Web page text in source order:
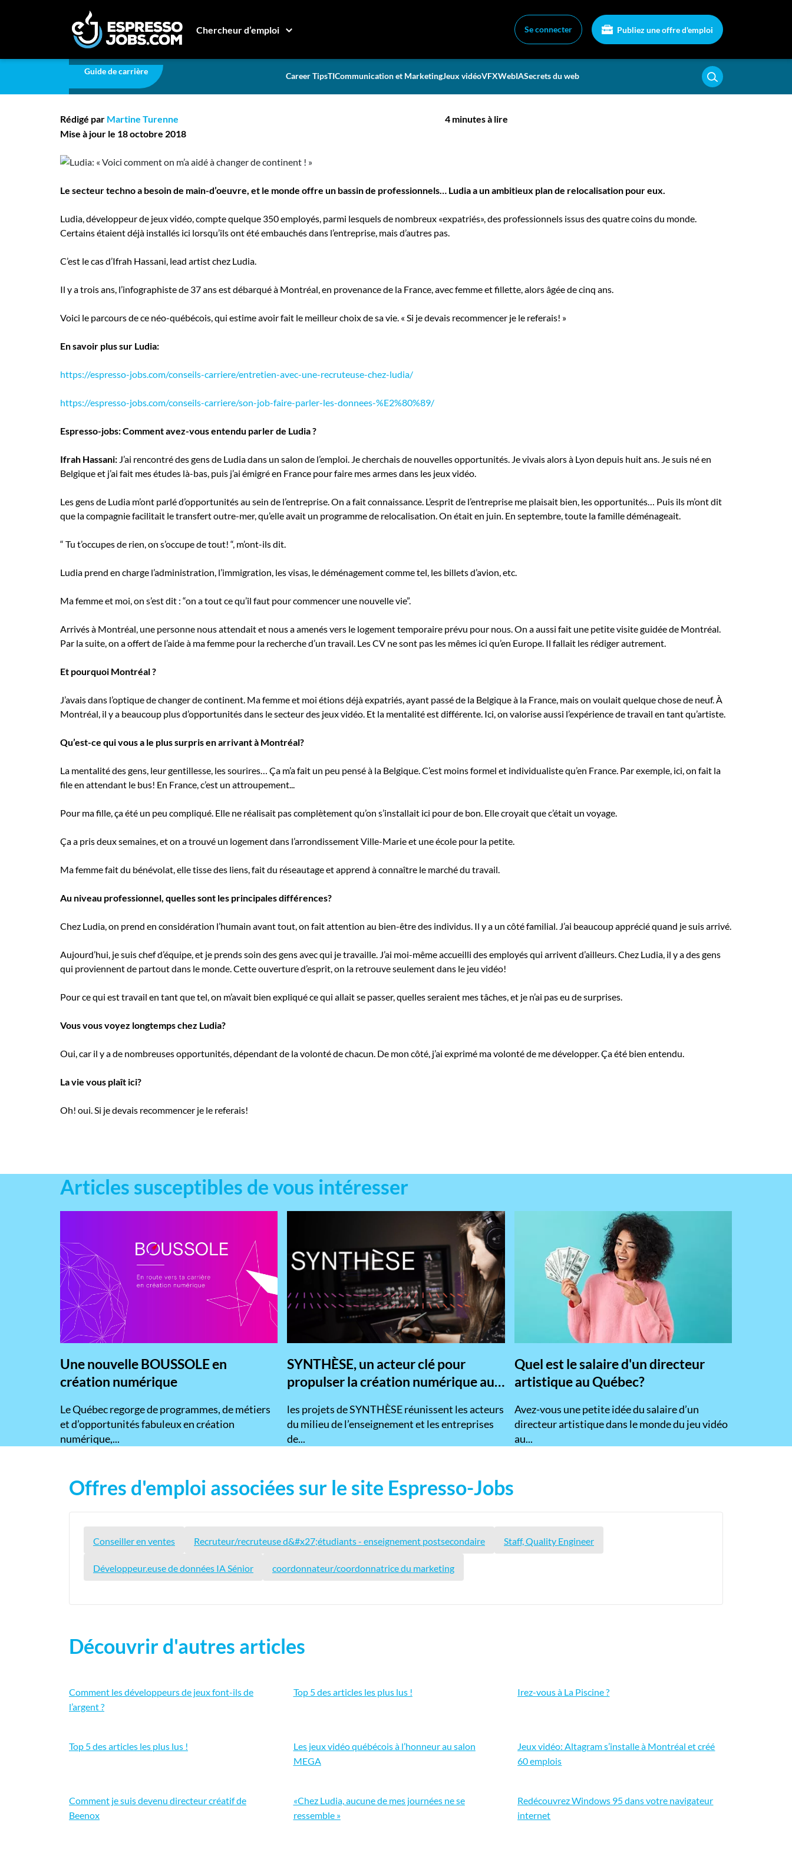
Chercheur d’emploi Se connecter Publiez une offre d'emploi
Créez un compte
Recherchez un emploi
Nos chroniques
Inscrivez-vous à l'infolettre
Publiez une offre d'emploi
Guide de carrière Career TipsTICommunication et MarketingJeux vidéoVFXWebIASecrets du web
Jeux vidéo Ludia: « Voici comment on m’a aidé à changer de continent ! »
Ludia: « Voici comment on m’a aidé à changer de
continent ! »
Rédigé par Martine Turenne
Mise à jour le 18 octobre 2018
4 minutes à lire
Le secteur techno a besoin de main-d’oeuvre, et le monde offre un bassin de professionnels… Ludia a un ambitieux plan de relocalisation pour eux.
Ludia,développeur de jeux vidéo, compte quelque 350 employés, parmi lesquels de nombreux «expatriés», des professionnels issus des quatre coins du monde.
Certains étaient déjà installés ici lorsqu’ils ont été embauchés dans l’entreprise, mais d’autres pas.
C’est le cas d’Ifrah Hassani, lead artist chez Ludia.
Il y a trois ans, l’infographiste de 37 ans est débarqué à Montréal, en provenance de la France, avec femme et fillette, alors âgée de cinq ans.
Voici le parcours de ce néo-québécois, qui estime avoir fait le meilleur choix de sa vie. « Si je devais recommencer je le referais! »
En savoir plus sur Ludia:
https://espresso-jobs.com/conseils-carriere/entretien-avec-une-recruteuse-chez-ludia/
https://espresso-jobs.com/conseils-carriere/son-job-faire-parler-les-donnees-%E2%80%89/
Espresso-jobs: Comment avez-vous entendu parler de Ludia ?
Ifrah Hassani: J’ai rencontré des gens de Ludia dans un salon de l’emploi. Je cherchais de nouvelles opportunités. Je vivais alors à Lyon depuis huit ans. Je suis né en
Belgique et j’ai fait mes études là-bas, puis j’ai émigré en France pour faire mes armes dans les jeux vidéo.
Les gens de Ludia m’ont parlé d’opportunités au sein de l’entreprise. On a fait connaissance. L’esprit de l’entreprise me plaisait bien, les opportunités… Puis ils m’ont dit
que la compagnie facilitait le transfert outre-mer, qu’elle avait un programme de relocalisation. On était en juin. En septembre, toute la famille déménageait.
“ Tu t’occupes de rien, on s’occupe de tout! “, m’ont-ils dit.
Ludia prend en charge l’administration, l’immigration, les visas, le déménagement comme tel, les billets d’avion, etc.
Ma femme et moi, on s’est dit : “on a tout ce qu’il faut pour commencer une nouvelle vie”.
Arrivés à Montréal, une personne nous attendait et nous a amenés vers le logement temporaire prévu pour nous. On a aussi fait une petite visite guidée de Montréal.
Par la suite, on a offert de l’aide à ma femme pour la recherche d’un travail. Les CV ne sont pas les mêmes ici qu’en Europe. Il fallait les rédiger autrement.
Et pourquoi Montréal ?
J’avais dans l’optique de changer de continent. Ma femme et moi étions déjà expatriés, ayant passé de la Belgique à la France, mais on voulait quelque chose de neuf. À
Montréal, il y a beaucoup plus d’opportunités dans le secteur des jeux vidéo. Et la mentalité est différente. Ici, on valorise aussi l’expérience de travail en tant qu’artiste.
Qu’est-ce qui vous a le plus surpris en arrivant à Montréal?
La mentalité des gens, leur gentillesse, les sourires… Ça m’a fait un peu pensé à la Belgique. C’est moins formel et individualiste qu’en France. Par exemple, ici, on fait la
file en attendant le bus! En France, c’est un attroupement...
Pour ma fille, ça été un peu compliqué. Elle ne réalisait pas complètement qu’on s’installait ici pour de bon. Elle croyait que c’était un voyage.
Ça a pris deux semaines, et on a trouvé un logement dans l’arrondissement Ville-Marie et une école pour la petite.
Ma femme fait du bénévolat, elle tisse des liens, fait du réseautage et apprend à connaître le marché du travail.
Au niveau professionnel, quelles sont les principales différences?
Chez Ludia, on prend en considération l’humain avant tout, on fait attention au bien-être des individus. Il y a un côté familial. J’ai beaucoup apprécié quand je suis arrivé.
Aujourd’hui, je suis chef d’équipe, et je prends soin des gens avec qui je travaille. J’ai moi-même accueilli des employés qui arrivent d’ailleurs. Chez Ludia, il y a des gens
qui proviennent de partout dans le monde. Cette ouverture d’esprit, on la retrouve seulement dans le jeu vidéo!
Pour ce qui est travail en tant que tel, on m’avait bien expliqué ce qui allait se passer, quelles seraient mes tâches, et je n’ai pas eu de surprises.
Vous vous voyez longtemps chez Ludia?
Oui, car il y a de nombreuses opportunités, dépendant de la volonté de chacun. De mon côté, j’ai exprimé ma volonté de me développer. Ça été bien entendu.
La vie vous plaît ici?
Oh! oui. Si je devais recommencer je le referais!
Articles susceptibles de vous intéresser
Une nouvelle BOUSSOLE en
création numérique
​Le Québec regorge de programmes, de métiers
et d’opportunités fabuleux en création
numérique,...
SYNTHÈSE, un acteur clé pour
propulser la création numérique au
les projets de SYNTHÈSE réunissent les acteurs
du milieu de l’enseignement et les entreprises
de...
Quel est le salaire d'un directeur
artistique au Québec?
Avez-vous une petite idée du salaire d’un
directeur artistique dans le monde du jeu vidéo
au...
Offres d'emploi associées sur le site Espresso-Jobs
Conseiller en ventes Recruteur/recruteuse d&#x27;étudiants - enseignement postsecondaire Staff, Quality Engineer
Développeur.euse de données IA Sénior coordonnateur/coordonnatrice du marketing
Découvrir d'autres articles
Comment les développeurs de jeux font-ils de
l’argent ?
Top 5 des articles les plus lus ! Irez-vous à La Piscine ?
Top 5 des articles les plus lus !
Les jeux vidéo québécois à l’honneur au salon
MEGA
Jeux vidéo: Altagram s’installe à Montréal et créé
60 emplois
Comment je suis devenu directeur créatif de
Beenox
«Chez Ludia, aucune de mes journées ne se
ressemble »
Redécouvrez Windows 95 dans votre navigateur
internet